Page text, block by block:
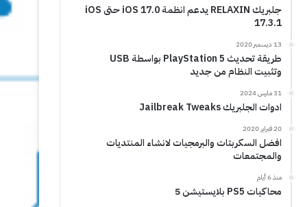
جلبريك RELAXIN يدعم انظمة iOS 17.0 حتى iOS
17.3.1
13 ديسمبر 2020
طريقة تحديث PlayStation 5 بواسطة USB
وتثبيت النظام من جديد
31 مارس 2024
ادوات الجلبريك Jailbreak Tweaks
20 فبراير 2020
افضل السكربتات والبرمجيات لانشاء المنتديات
والمجتمعات
منذ 6 أيام
محاكيات PS5 بلايستيشن 5